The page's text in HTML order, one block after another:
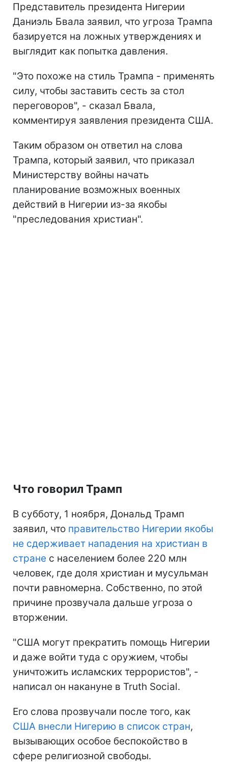
Представитель президента Нигерии
Даниэль Бвала заявил, что угроза Трампа
базируется на ложных утверждениях и
выглядит как попытка давления.
"Это похоже на стиль Трампа - применять
силу, чтобы заставить сесть за стол
переговоров", - сказал Бвала,
комментируя заявления президента США.
Таким образом он ответил на слова
Трампа, который заявил, что приказал
Министерству войны начать
планирование возможных военных
действий в Нигерии из-за якобы
"преследования христиан".
Что говорил Трамп
В субботу, 1 ноября, Дональд Трамп
заявил, что правительство Нигерии якобы
не сдерживает нападения на христиан в
стране с населением более 220 млн
человек, где доля христиан и мусульман
почти равномерна. Собственно, по этой
причине прозвучала дальше угроза о
вторжении.
"США могут прекратить помощь Нигерии
и даже войти туда с оружием, чтобы
уничтожить исламских террористов", -
написал он накануне в Truth Social.
Его слова прозвучали после того, как
США внесли Нигерию в список стран,
вызывающих особое беспокойство в
сфере религиозной свободы.